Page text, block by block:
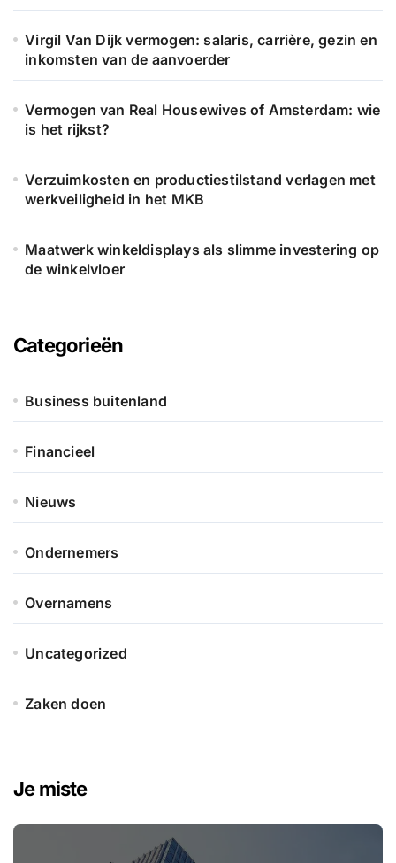
Virgil Van Dijk vermogen: salaris, carrière, gezin en
inkomsten van de aanvoerder
Vermogen van Real Housewives of Amsterdam: wie
is het rijkst?
Verzuimkosten en productiestilstand verlagen met
werkveiligheid in het MKB
Maatwerk winkeldisplays als slimme investering op
de winkelvloer
Categorieën
Business buitenland
Financieel
Nieuws
Ondernemers
Overnamens
Uncategorized
Zaken doen
Je miste